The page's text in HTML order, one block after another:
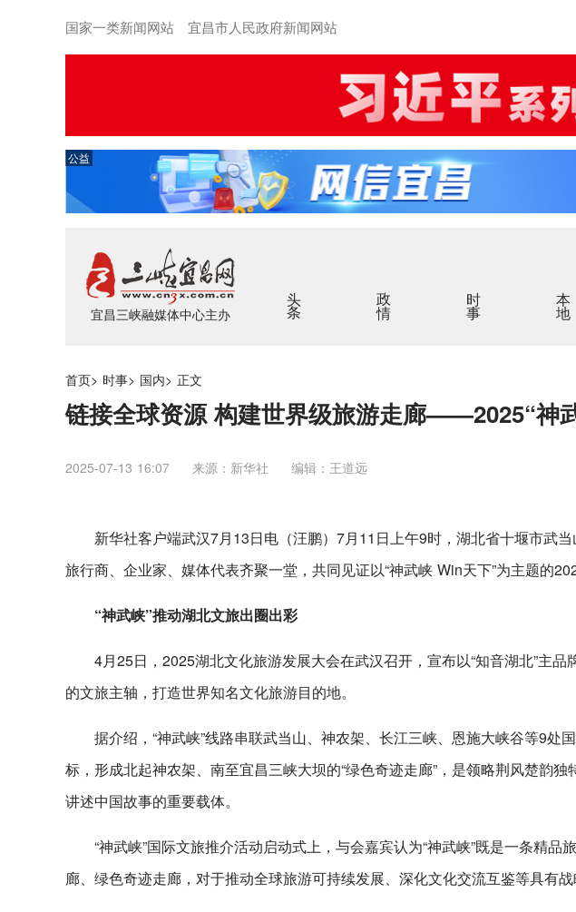
国家一类新闻网站 宜昌市人民政府新闻网站
公益
宜昌三峡融媒体中心主办
头条 政情 时事 本地
首页> 时事> 国内> 正文
链接全球资源 构建世界级旅游走廊——2025“神
2025-07-13 16:07 来源：新华社 编辑：王道远
新华社客户端武汉7月13日电（汪鹏）7月11日上午9时，湖北省十堰市武
旅行商、企业家、媒体代表齐聚一堂，共同见证以“神武峡 Win天下”为主题的
“神武峡”推动湖北文旅出圈出彩
4月25日，2025湖北文化旅游发展大会在武汉召开，宣布以“知音湖北”主品
的文旅主轴，打造世界知名文化旅游目的地。
据介绍，“神武峡”线路串联武当山、神农架、长江三峡、恩施大峡谷等9处
标，形成北起神农架、南至宜昌三峡大坝的“绿色奇迹走廊”，是领略荆风楚韵
讲述中国故事的重要载体。
“神武峡”国际文旅推介活动启动式上，与会嘉宾认为“神武峡”既是一条精
廊、绿色奇迹走廊，对于推动全球旅游可持续发展、深化文化交流互鉴等具有战